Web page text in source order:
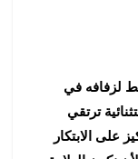
لزفافه في
ترتقي
على الابتكار